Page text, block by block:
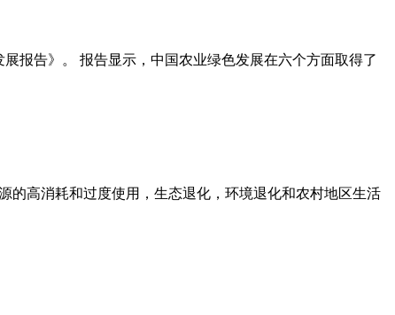
报告》。 报告显示，中国农业绿色发展在六个方面取得了
的高消耗和过度使用，生态退化，环境退化和农村地区生活